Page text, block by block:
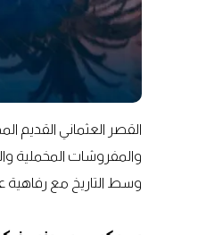
القصر العثماني القديم
والمفروشات المخملية
وسط التاريخ مع رفاهية